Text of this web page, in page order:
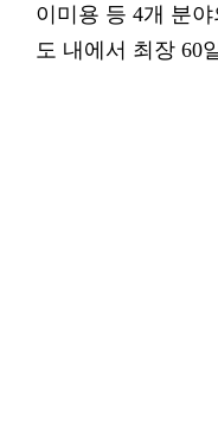
이미용 등 4개 분
도 내에서 최장 60